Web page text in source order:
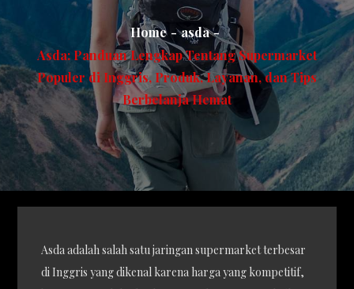
Home
asda
Asda: Panduan Lengkap Tentang Supermarket
Populer di Inggris, Produk, Layanan, dan Tips
Berbelanja Hemat
Asda adalah salah satu jaringan supermarket terbesar
di Inggris yang dikenal karena harga yang kompetitif,